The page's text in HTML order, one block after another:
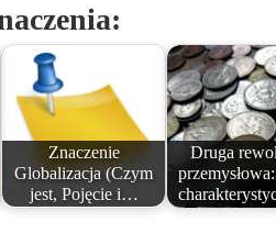
Znaczenie
Globalizacja (Czym
jest, Pojęcie i…
Druga